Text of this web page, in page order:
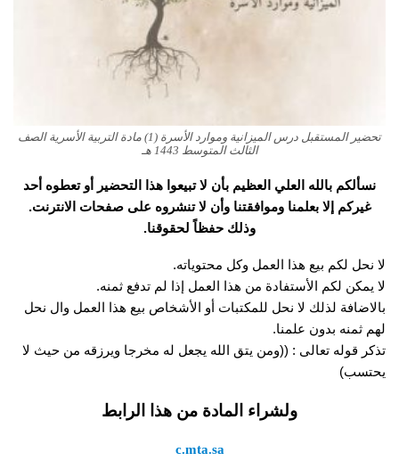
تحضير المستقبل درس الميزانية وموارد الأسرة (1) مادة التربية الأسرية الصف
الثالث المتوسط 1443 هـ
نسألكم بالله العلي العظيم بأن لا تبيعوا هذا التحضير أو تعطوه أحد
غيركم إلا بعلمنا وموافقتنا وأن لا تنشروه على صفحات الانترنت.
وذلك حفظاً لحقوقنا.
لا نحل لكم بيع هذا العمل وكل محتوياته.
لا يمكن لكم الأستفادة من هذا العمل إذا لم تدفع ثمنه.
بالاضافة لذلك لا نحل للمكتبات أو الأشخاص بيع هذا العمل وال نحل
لهم ثمنه بدون علمنا.
تذكر قوله تعالى : ((ومن يتق الله يجعل له مخرجا ويرزقه من حيث لا
يحتسب)
ولشراء المادة من هذا الرابط
c.mta.sa